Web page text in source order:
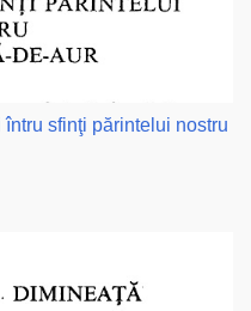
sfinţi părintelui nostru